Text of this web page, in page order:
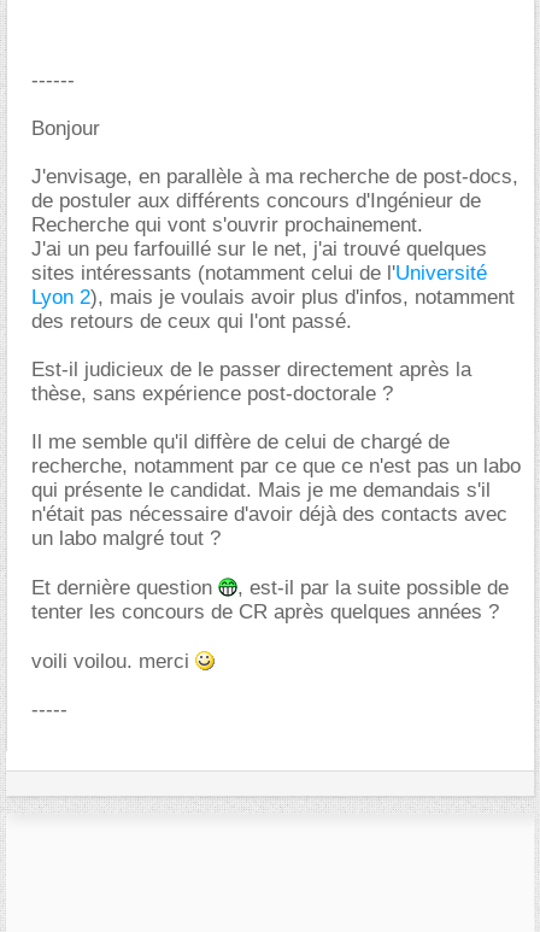
------
Bonjour
J'envisage, en parallèle à ma recherche de post-docs,
de postuler aux différents concours d'Ingénieur de
Recherche qui vont s'ouvrir prochainement.
J'ai un peu farfouillé sur le net, j'ai trouvé quelques
sites intéressants (notamment celui de l'Université
Lyon 2), mais je voulais avoir plus d'infos, notamment
des retours de ceux qui l'ont passé.
Est-il judicieux de le passer directement après la
thèse, sans expérience post-doctorale ?
Il me semble qu'il diffère de celui de chargé de
recherche, notamment par ce que ce n'est pas un labo
qui présente le candidat. Mais je me demandais s'il
n'était pas nécessaire d'avoir déjà des contacts avec
un labo malgré tout ?
Et dernière question
, est-il par la suite possible de
tenter les concours de CR après quelques années ?
voili voilou. merci
-----